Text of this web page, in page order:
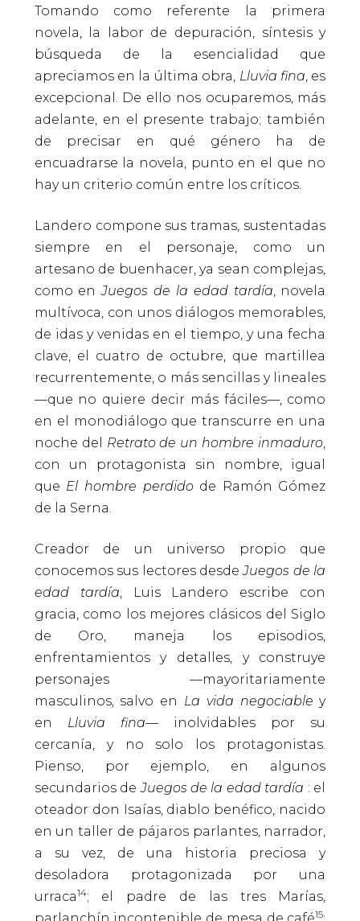
Tomando como referente la primera
novela, la labor de depuración, síntesis y
búsqueda de la esencialidad que
apreciamos en la última obra, Lluvia fina , es
excepcional. De ello nos ocuparemos, más
adelante, en el presente trabajo; también
de precisar en qué género ha de
encuadrarse la novela, punto en el que no
hay un criterio común entre los críticos.
Landero compone sus tramas, sustentadas
siempre en el personaje, como un
artesano de buenhacer, ya sean complejas,
como enJuegos de la edad tardía , novela
multívoca, con unos diálogos memorables,
de idas y venidas en el tiempo, y una fecha
clave, el cuatro de octubre, que martillea
recurrentemente, o más sencillas y lineales
—que no quiere decir más fáciles—, como
en el monodiálogo que transcurre en una
noche del Retrato de un hombre inmaduro
con un protagonista sin nombre, igual
que El hombre perdidode Ramón Gómez
de la Serna.
Creador de un universo propio que
conocemos sus lectores desdeJuegos de la
edad tardía , Luis Landero escribe con
gracia, como los mejores clásicos del Siglo
de Oro, maneja los episodios,
enfrentamientos y detalles, y construye
personajes —mayoritariamente
masculinos, salvo en La vida negociable y
en Lluvia fina— inolvidables por su
cercanía, y no solo los protagonistas.
Pienso, por ejemplo, en algunos
secundarios deJuegos de la edad tardía : el
oteador don Isaías, diablo benéfico, nacido
en un taller de pájaros parlantes, narrador,
a su vez, de una historia preciosa y
desoladora protagonizada por una
urraca14; el padre de las tres Marías,
parlanchín incontenible de mesa de café15;